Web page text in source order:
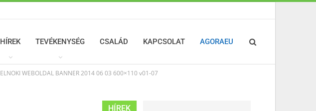
HÍREK TEVÉKENYSÉG CSALÁD KAPCSOLAT AGORAEU
ELNOKI WEBOLDAL BANNER 2014 06 03 600×110 v01-07
HÍREK